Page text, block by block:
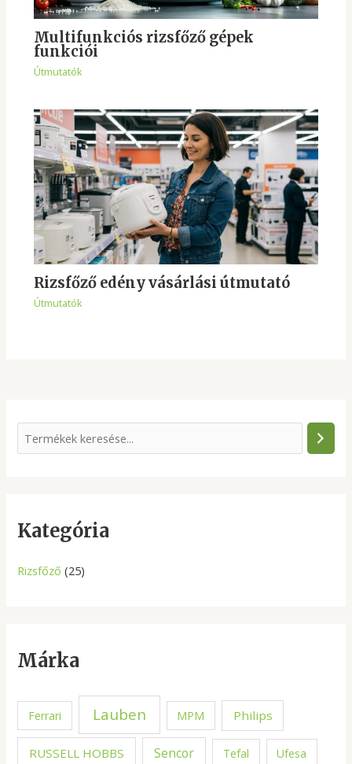
e
c
Kategória
Rizsfőző (25)
Márka
Ferrari Lauben MPM Philips
RUSSELL HOBBS Sencor Tefal Ufesa
Multifunkciós rizsfőző gépek
funkciói
Útmutatók
Rizsfőző edény vásárlási útmutató
Útmutatók